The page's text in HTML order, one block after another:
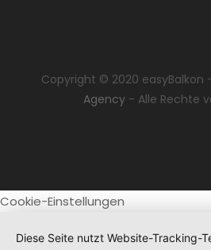
Copyright © 2020 easyBalkon
Agency- Alle Rechte
Cookie-Einstellungen
Diese Seite nutzt Website-Tracking-